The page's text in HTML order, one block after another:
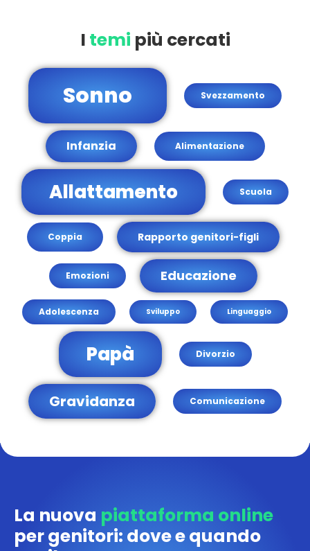
I temi più cercati
Sonno Svezzamento
Infanzia Alimentazione
Allattamento Scuola
Coppia Rapporto genitori-figli
Emozioni Educazione
Adolescenza Sviluppo Linguaggio
Papà Divorzio
Gravidanza Comunicazione
La nuova piattaforma online
per genitori: dove e quando